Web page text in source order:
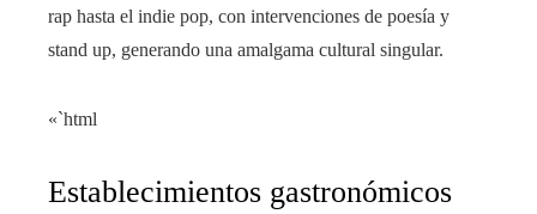
rap hasta el indie pop, con intervenciones de poesía y
stand up, generando una amalgama cultural singular.
«`html
Establecimientos gastronómicos